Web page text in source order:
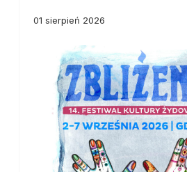
01 sierpień 2026